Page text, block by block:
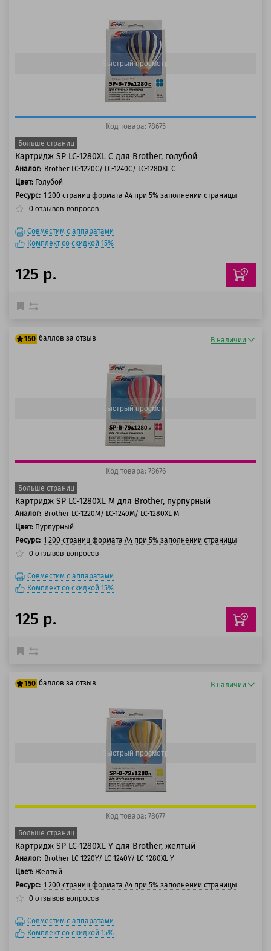
Быстрый просмотр
Код товара: 78675
Больше страниц
Картридж SP LC-1280XL C для Brother, голубой
Аналог: Brother LC-1220C/ LC-1240C/ LC-1280XL C
Цвет: Голубой
Ресурс: 1 200 страниц формата А4 при 5% заполнении страницы
0 отзывов вопросов
Совместим с аппаратами
Комплект со скидкой 15%
125 р.
150 баллов за отзыв В наличии
Быстрый просмотр
Код товара: 78676
Больше страниц
Картридж SP LC-1280XL M для Brother, пурпурный
Аналог: Brother LC-1220M/ LC-1240M/ LC-1280XL M
Цвет: Пурпурный
Ресурс: 1 200 страниц формата А4 при 5% заполнении страницы
0 отзывов вопросов
Совместим с аппаратами
Комплект со скидкой 15%
125 р.
150 баллов за отзыв В наличии
Быстрый просмотр
Код товара: 78677
Больше страниц
Картридж SP LC-1280XL Y для Brother, желтый
Аналог: Brother LC-1220Y/ LC-1240Y/ LC-1280XL Y
Цвет: Желтый
Ресурс: 1 200 страниц формата А4 при 5% заполнении страницы
0 отзывов вопросов
Совместим с аппаратами
Комплект со скидкой 15%